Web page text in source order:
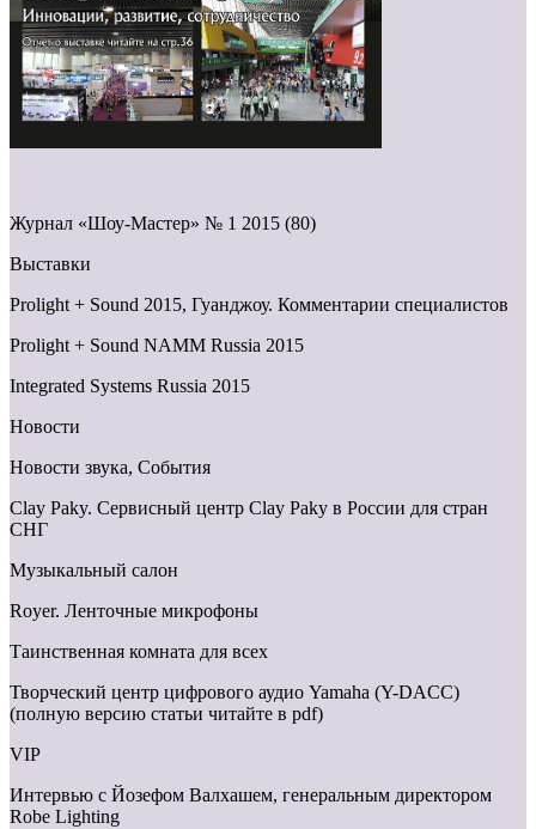
Журнал «Шоу-Мастер» № 1 2015 (80)
Выставки
Prolight + Sound 2015, Гуанджоу. Комментарии специалистов
Prolight + Sound NAMM Russia 2015
Integrated Systems Russia 2015
Новости
Новости звука, События
Clay Paky. Сервисный центр Clay Paky в России для стран
СНГ
Музыкальный салон
Royer. Ленточные микрофоны
Таинственная комната для всех
Творческий центр цифрового аудио Yamaha (Y-DACC)
(полную версию статьи читайте в pdf)
VIP
Интервью с Йозефом Валхашем, генеральным директором
Robe Lighting